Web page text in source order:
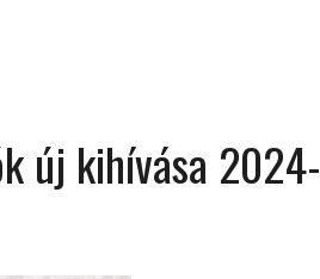
új kihívása 2024-